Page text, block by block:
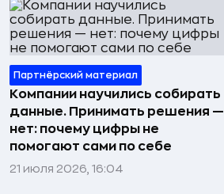
Партнёрский материал
Компании научились собирать
данные. Принимать решения —
нет: почему цифры не
помогают сами по себе
21 июля 2026, 16:04